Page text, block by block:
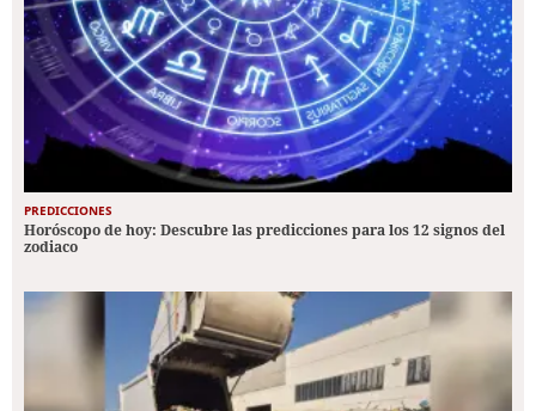
PREDICCIONES
Horóscopo de hoy: Descubre las predicciones para los 12 signos del
zodiaco